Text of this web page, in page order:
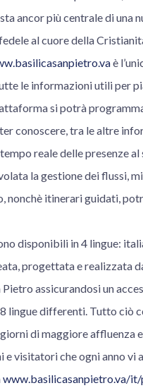
ancor più centrale di una
al cuore della
è
le informazioni utili per
si potrà
conoscere, tra le altre
reale delle presenze
la gestione dei flussi,
nonchè itinerari guidati,
disponibili in 4 lingue:
progettata e realizzata
Pietro assicurandosi un
lingue differenti. Tutto ciò
giorni di maggiore
e visitatori che ogni anno vi
www.basilicasanpietro.va/